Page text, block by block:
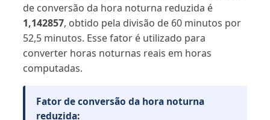
de conversão da hora noturna reduzida é
1,142857, obtido pela divisão de 60 minutos por
52,5 minutos. Esse fator é utilizado para
converter horas noturnas reais em horas
computadas.
Fator de conversão da hora noturna
reduzida: